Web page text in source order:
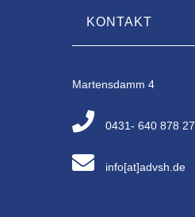
KONTAKT
Martensdamm 4
0431- 640 878 27
info[at]advsh.de